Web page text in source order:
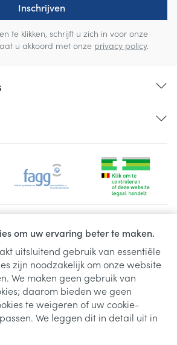
om uw ervaring beter te maken.
uitsluitend gebruik van essentiële
zijn noodzakelijk om onze website
We maken geen gebruik van
daarom bieden we geen
te weigeren of uw cookie-
We leggen dit in detail uit in
Inschrijven
te klikken, schrijft u zich in voor onze
u akkoord met onze privacy policy.